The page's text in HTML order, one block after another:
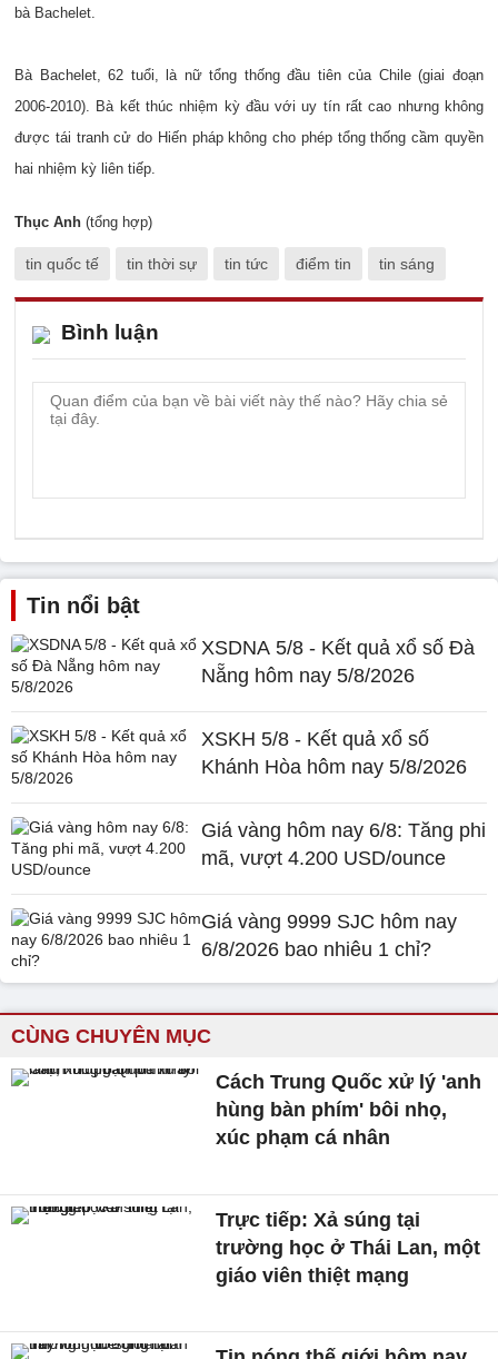
bà Bachelet.
Bà Bachelet, 62 tuổi, là nữ tổng thống đầu tiên của Chile (giai đoạn
2006-2010). Bà kết thúc nhiệm kỳ đầu với uy tín rất cao nhưng không
được tái tranh cử do Hiến pháp không cho phép tổng thống cầm quyền
hai nhiệm kỳ liên tiếp.
Thục Anh (tổng hợp)
tin quốc tế tin thời sự tin tức điểm tin tin sáng
Bình luận
Tin nổi bật
XSDNA 5/8 - Kết quả xổ số Đà
Nẵng hôm nay 5/8/2026
XSKH 5/8 - Kết quả xổ số
Khánh Hòa hôm nay 5/8/2026
Giá vàng hôm nay 6/8: Tăng phi
mã, vượt 4.200 USD/ounce
Giá vàng 9999 SJC hôm nay
6/8/2026 bao nhiêu 1 chỉ?
CÙNG CHUYÊN MỤC
Cách Trung Quốc xử lý 'anh
hùng bàn phím' bôi nhọ,
xúc phạm cá nhân
Trực tiếp: Xả súng tại
trường học ở Thái Lan, một
giáo viên thiệt mạng